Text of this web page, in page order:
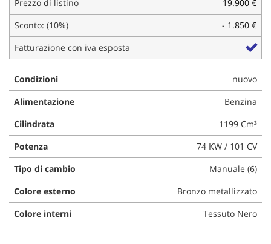
Prezzo di listino
19.900 €
Sconto: (10%)
- 1.850 €
Fatturazione con iva esposta
Condizioni
nuovo
Alimentazione
Benzina
Cilindrata
1199 Cm³
Potenza
74 KW / 101 CV
Tipo di cambio
Manuale (6)
Colore esterno
Bronzo metallizzato
Colore interni
Tessuto Nero
questi
strumenti
di
tracciamento
si
alla
cookie
policy.
Puoi
rivedere
e
modificare
le
tue
scelte
in
qualsiasi